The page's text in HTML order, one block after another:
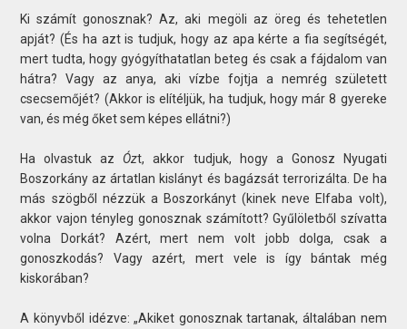
Ki számít gonosznak? Az, aki megöli az öreg és tehetetlen
apját? (És ha azt is tudjuk, hogy az apa kérte a fia segítségét,
mert tudta, hogy gyógyíthatatlan beteg és csak a fájdalom van
hátra? Vagy az anya, aki vízbe fojtja a nemrég született
csecsemőjét? (Akkor is elítéljük, ha tudjuk, hogy már 8 gyereke
van, és még őket sem képes ellátni?)
Ha olvastuk az Ózt, akkor tudjuk, hogy a Gonosz Nyugati
Boszorkány az ártatlan kislányt és bagázsát terrorizálta. De ha
más szögből nézzük a Boszorkányt (kinek neve Elfaba volt),
akkor vajon tényleg gonosznak számított? Gyűlöletből szívatta
volna Dorkát? Azért, mert nem volt jobb dolga, csak a
gonoszkodás? Vagy azért, mert vele is így bántak még
kiskorában?
A könyvből idézve: „Akiket gonosznak tartanak, általában nem